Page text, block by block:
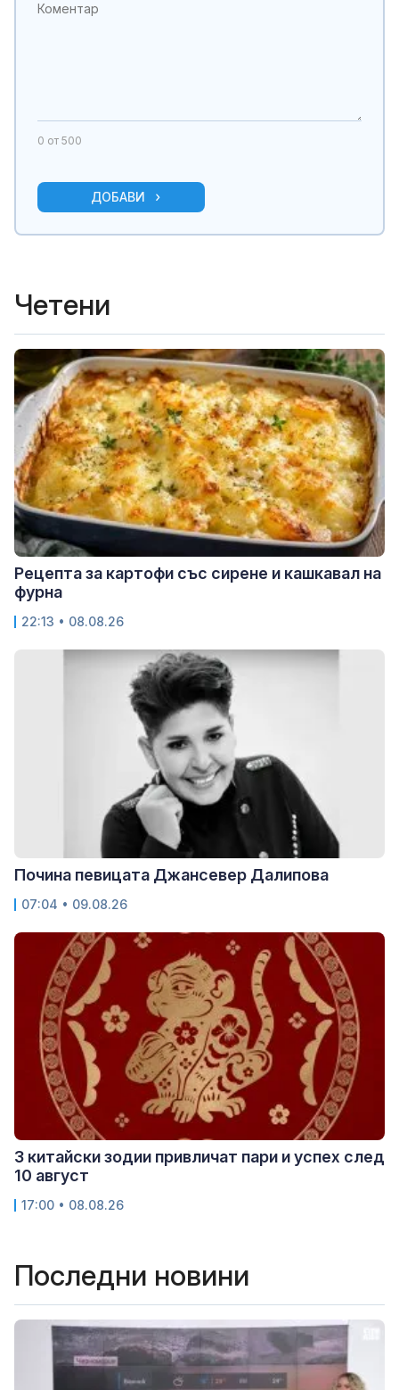
0 от 500
ДОБАВИ
Четени
Рецепта за картофи със сирене и кашкавал на
фурна
22:13 • 08.08.26
Почина певицата Джансевер Далипова
07:04 • 09.08.26
3 китайски зодии привличат пари и успех след
10 август
17:00 • 08.08.26
Последни новини